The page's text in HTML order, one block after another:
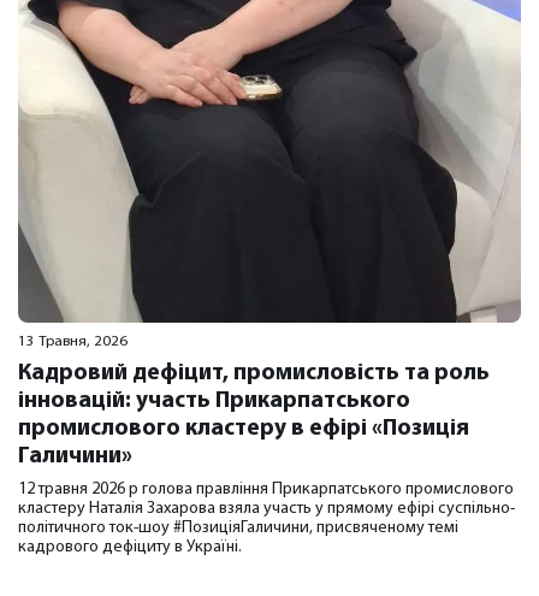
13 Травня, 2026
Кадровий дефіцит, промисловість та роль
інновацій: участь Прикарпатського
промислового кластеру в ефірі «Позиція
Галичини»
12 травня 2026 р голова правління Прикарпатського промислового
кластеру Наталія Захарова взяла участь у прямому ефірі суспільно-
політичного ток-шоу #ПозиціяГаличини, присвяченому темі
кадрового дефіциту в Україні.